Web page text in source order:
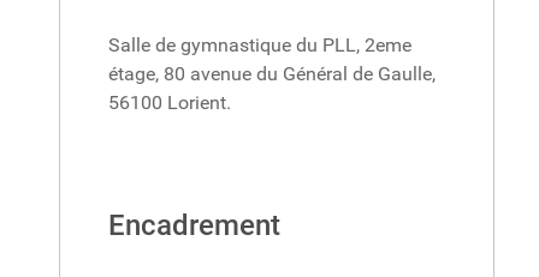
Salle de gymnastique du PLL, 2eme
étage, 80 avenue du Général de Gaulle,
56100 Lorient.
Encadrement